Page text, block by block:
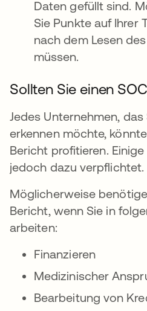
Daten gefüllt sind.
Sie Punkte auf Ihrer
nach dem Lesen
müssen.
Sollten Sie einen
Jedes Unternehmen,
erkennen möchte,
Bericht profitieren.
jedoch dazu verpflichtet.
Möglicherweise
Bericht, wenn Sie in
arbeiten:
Finanzieren
Medizinischer
Bearbeitung von